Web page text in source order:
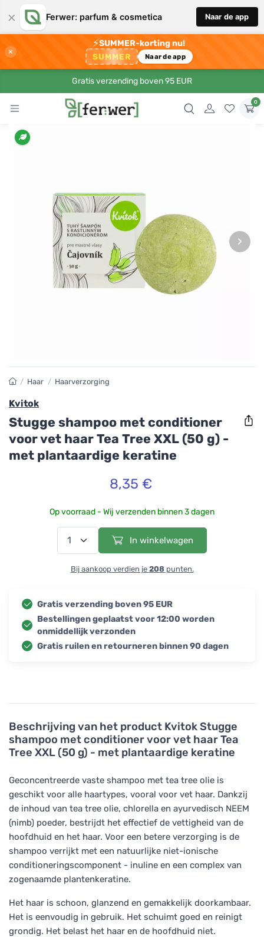
× Ferwer: parfum & cosmetica Naar de app
×
⚡SUMMER-korting nu!
SUMMER Naar de app
Gratis verzending boven 95 EUR
0
›
Beschrijving van het product Kvitok Stugge
shampoo met conditioner voor vet haar Tea
Tree XXL (50 g) - met plantaardige keratine
Geconcentreerde vaste shampoo met tea tree olie is
geschikt voor alle haartypes, vooral voor vet haar. Dankzij
de inhoud van tea tree olie, chlorella en ayurvedisch NEEM
(nimb) poeder, bestrijdt het effectief de vettigheid van de
hoofdhuid en het haar. Voor een betere verzorging is de
shampoo verrijkt met een natuurlijke niet-ionische
conditioneringscomponent - inuline en een complex van
zogenaamde plantenkeratine.
Het haar is schoon, glanzend en gemakkelijk doorkambaar.
Het is eenvoudig in gebruik. Het schuimt goed en reinigt
grondig. Het belast het haar en de hoofdhuid niet.
/ Haar / Haarverzorging
Kvitok
Stugge shampoo met conditioner
voor vet haar Tea Tree XXL (50 g) -
met plantaardige keratine
8,35 €
Op voorraad - Wij verzenden binnen 3 dagen
In winkelwagen
Bij aankoop verdien je 208punten.
Gratis verzending boven 95 EUR
Bestellingen geplaatst voor 12:00 worden
onmiddellijk verzonden
Gratis ruilen en retourneren binnen 90 dagen